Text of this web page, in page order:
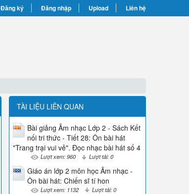
Đăng ký Đăng nhập Upload Liên hệ
TÀI LIỆU LIÊN QUAN
Bài giảng Âm nhạc Lớp 2 - Sách Kết
nối tri thức - Tiết 28: Ôn bài hát
"Trang trại vui vẻ". Đọc nhạc bài hát số 4
Lượt xem: 960 Lượt tải: 0
Giáo án lớp 2 môn học Âm nhạc -
Ôn bài hát: Chiến sĩ tí hon
Lượt xem: 1132 Lượt tải: 0